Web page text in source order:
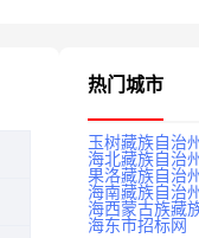
热门城市
玉树藏族自治
海北藏族自治
果洛藏族自治
海南藏族自治
海西蒙古族藏
海东市招标网